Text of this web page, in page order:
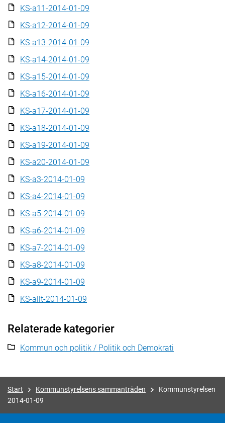
KS-a11-2014-01-09
KS-a12-2014-01-09
KS-a13-2014-01-09
KS-a14-2014-01-09
KS-a15-2014-01-09
KS-a16-2014-01-09
KS-a17-2014-01-09
KS-a18-2014-01-09
KS-a19-2014-01-09
KS-a20-2014-01-09
KS-a3-2014-01-09
KS-a4-2014-01-09
KS-a5-2014-01-09
KS-a6-2014-01-09
KS-a7-2014-01-09
KS-a8-2014-01-09
KS-a9-2014-01-09
KS-allt-2014-01-09
Relaterade kategorier
Kommun och politik / Politik och Demokrati
Start Kommunstyrelsens sammanträden
Kommunstyrelsen
2014-01-09